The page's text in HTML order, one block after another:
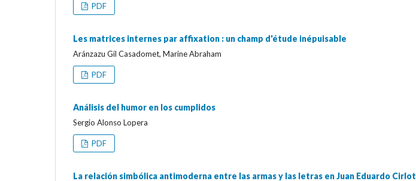
PDF
Les matrices internes par affixation : un champ d'étude inépuisable
Aránzazu Gil Casadomet, Marine Abraham
PDF
Análisis del humor en los cumplidos
Sergio Alonso Lopera
PDF
La relación simbólica antimoderna entre las armas y las letras en Juan Eduardo Cirlot